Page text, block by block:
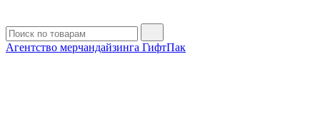
Агентство мерчандайзинга ГифтПак